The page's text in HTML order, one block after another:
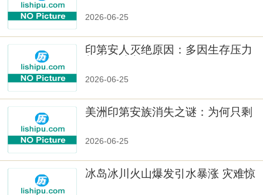
2026-06-25
印第安人灭绝原因：多因生存压力
2026-06-25
美洲印第安族消失之谜：为何只剩
2026-06-25
冰岛冰川火山爆发引水暴涨 灾难惊